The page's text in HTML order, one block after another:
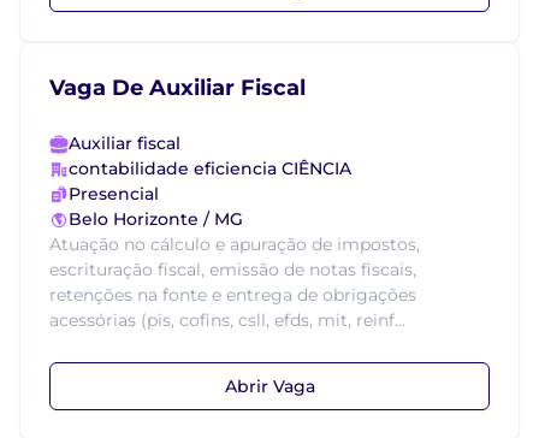
Vaga De Auxiliar Fiscal
Auxiliar fiscal
contabilidade eficiencia CIÊNCIA
Presencial
Belo Horizonte / MG
Atuação no cálculo e apuração de impostos,
escrituração fiscal, emissão de notas fiscais,
retenções na fonte e entrega de obrigações
acessórias (pis, cofins, csll, efds, mit, reinf...
Abrir Vaga